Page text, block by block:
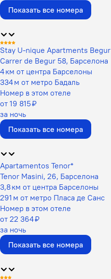
Показать все номера
Stay U-nique Apartments Begur
Carrer de Begur 58, Барселона
4 км от центра Барселоны
334 м от метро Бадаль
Номер в этом отеле
от 19 815 ₽
за ночь
Показать все номера
Apartamentos Tenor*
Tenor Masini, 26, Барселона
3,8 км от центра Барселоны
291 м от метро Пласа де Санс
Номер в этом отеле
от 22 364 ₽
за ночь
Показать все номера